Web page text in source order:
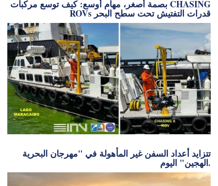
بصمة أصغر، مهام أوسع: كيف توسع مركبات CHASING
ROVs قدرات التفتيش تحت سطح البحر
تتزايد أعداد السفن غير المأهولة في "مهرجان البحرية
الهجين" اليوم.